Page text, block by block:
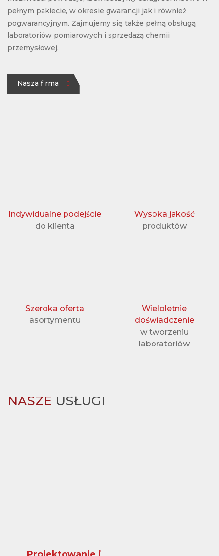
pełnym pakiecie, w okresie gwarancji jak i również
pogwarancyjnym. Zajmujemy się także pełną obsługą
laboratoriów pomiarowych i sprzedażą chemii
przemysłowej.
Nasza firma
Indywidualne podejście
do klienta
Wysoka jakość
produktów
Szeroka oferta
asortymentu
Wieloletnie
doświadczenie
w tworzeniu
laboratoriów
NASZE USŁUGI